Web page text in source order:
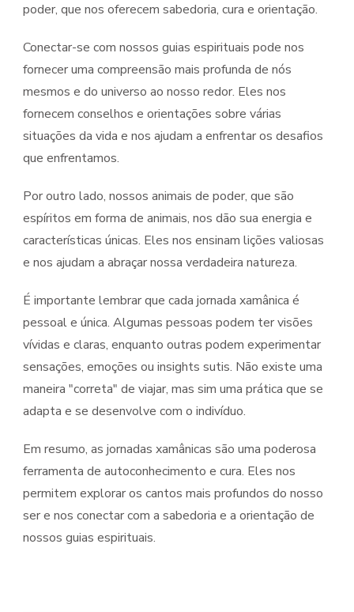
poder, que nos oferecem sabedoria, cura e orientação.
Conectar-se com nossos guias espirituais pode nos
fornecer uma compreensão mais profunda de nós
mesmos e do universo ao nosso redor. Eles nos
fornecem conselhos e orientações sobre várias
situações da vida e nos ajudam a enfrentar os desafios
que enfrentamos.
Por outro lado, nossos animais de poder, que são
espíritos em forma de animais, nos dão sua energia e
características únicas. Eles nos ensinam lições valiosas
e nos ajudam a abraçar nossa verdadeira natureza.
É importante lembrar que cada jornada xamânica é
pessoal e única. Algumas pessoas podem ter visões
vívidas e claras, enquanto outras podem experimentar
sensações, emoções ou insights sutis. Não existe uma
maneira "correta" de viajar, mas sim uma prática que se
adapta e se desenvolve com o indivíduo.
Em resumo, as jornadas xamânicas são uma poderosa
ferramenta de autoconhecimento e cura. Eles nos
permitem explorar os cantos mais profundos do nosso
ser e nos conectar com a sabedoria e a orientação de
nossos guias espirituais.